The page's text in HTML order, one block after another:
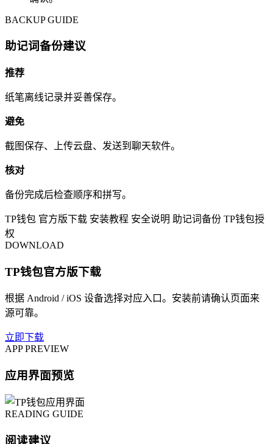
BACKUP GUIDE
助记词备份建议
推荐
纸笔离线记录并妥善保存。
避免
截图保存、上传云盘、发送到聊天软件。
核对
备份完成后检查顺序和拼写。
TP钱包 官方版下载 安装教程 安全说明 助记词备份 TP钱包授
权
DOWNLOAD
TP钱包官方版下载
根据 Android / iOS 设备选择对应入口。安装前请确认页面来
源可靠。
立即下载
APP PREVIEW
应用界面预览
READING GUIDE
阅读建议